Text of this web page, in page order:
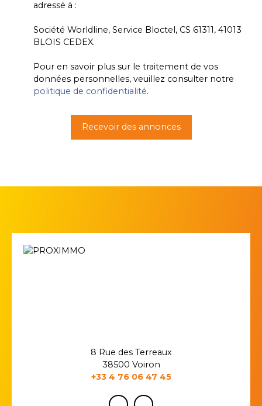
adressé à :
Société Worldline, Service Bloctel, CS 61311, 41013
BLOIS CEDEX.
Pour en savoir plus sur le traitement de vos
données personnelles, veuillez consulter notre
politique de confidentialité.
Recevoir des annonces
8 Rue des Terreaux
38500 Voiron
+33 4 76 06 47 45